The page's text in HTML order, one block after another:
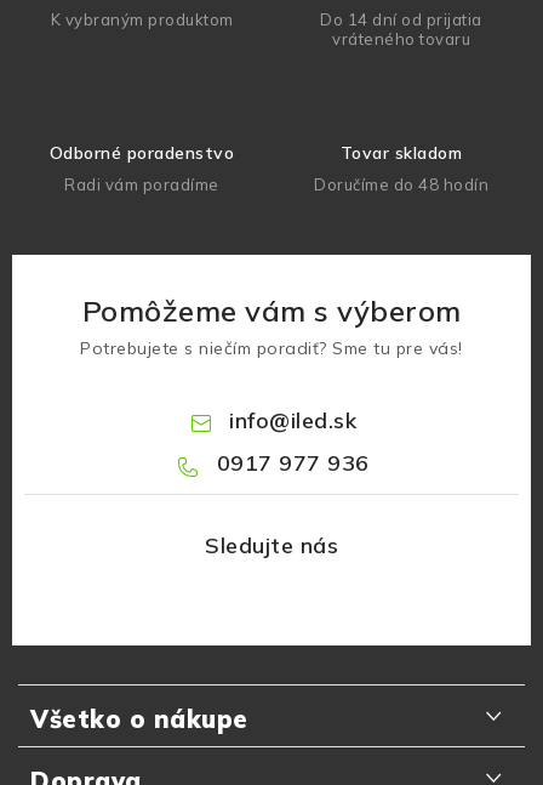
K vybraným produktom
Do 14 dní od prijatia
vráteného tovaru
Odborné poradenstvo
Radi vám poradíme
Tovar skladom
Doručíme do 48 hodín
Pomôžeme vám s výberom
Potrebujete s niečím poradiť? Sme tu pre vás!
info@iled.sk
0917 977 936
Všetko o nákupe
Odporúčania zákazníkov